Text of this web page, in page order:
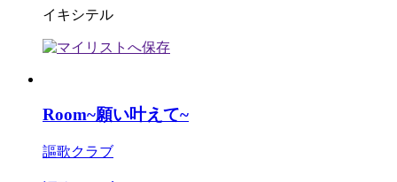
イキシテル
Room~願い叶えて~
謳歌クラブ